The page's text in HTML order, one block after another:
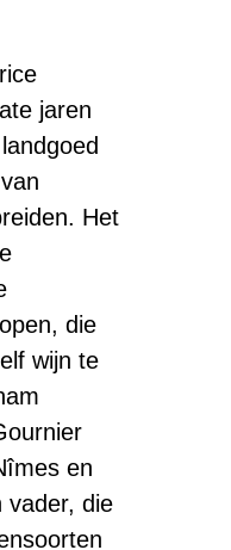
jaren
Het
die
wijn te
en
vader, die